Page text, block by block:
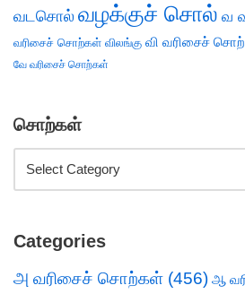
வடசொல் வழக்குச் சொல் வ
வரிசைச் சொற்கள் விலங்கு வி வரிசைச்
வே வரிசைச் சொற்கள்
சொற்கள்
Categories
அ வரிசைச் சொற்கள் (456) ஆ